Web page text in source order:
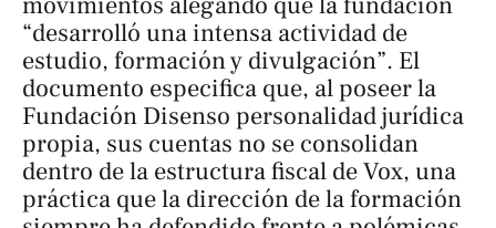
“desarrolló una intensa actividad de
estudio, formación y divulgación”. El
documento especifica que, al poseer la
Fundación Disenso personalidad jurídica
propia, sus cuentas no se consolidan
dentro de la estructura fiscal de Vox, una
práctica que la dirección de la formación